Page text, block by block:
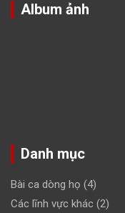
Album ảnh
Danh mục
Bài ca dòng họ (4)
Các lĩnh vực khác (2)